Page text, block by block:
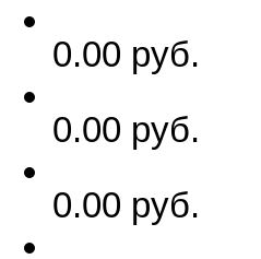
0.00 руб.
0.00 руб.
0.00 руб.